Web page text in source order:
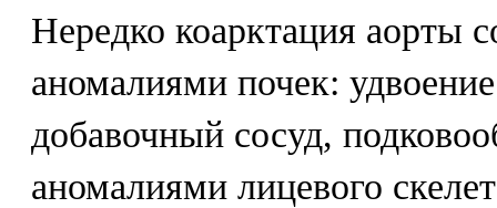
Нередко коарктация аорты
аномалиями почек:
добавочный сосуд,
аномалиями лицевого